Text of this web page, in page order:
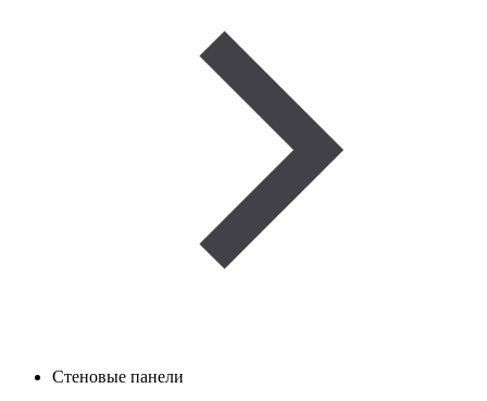
Стеновые панели